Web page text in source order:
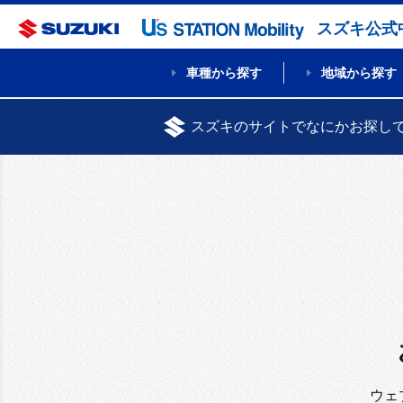
スズキ公式
車種から探す 地域から探す
スズキのサイトでなにかお探し
ウェ